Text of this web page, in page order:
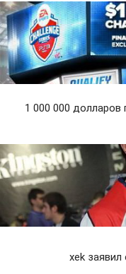
1 000 000 долларов
xek